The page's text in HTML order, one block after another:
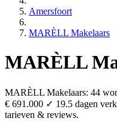
Amersfoort
MARÈLL Makelaars
MARÈLL
MARÈLL Makelaars: 44
€ 691.000 ✓ 19.5 dagen
tarieven & reviews.